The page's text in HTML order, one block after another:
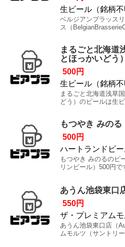
生ビール（銘柄不
ベルジアンブラッス
ス（
まるごと北海道
とほっかいどう）
500円
生ビール（銘柄不
まるごと北海道浅草
どう）のビールは生
もつやき みのる
500円
ハートランドビー
もつやき みのるのビ
リンビール）500円で
あうん池袋東口
550円
ザ・プレミアムモ
あうん池袋東口店（
ムモルツ（サントリー